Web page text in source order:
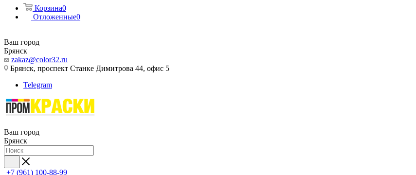
Корзина0
Отложенные0
Ваш город
Брянск
zakaz@color32.ru
Брянск, проспект Станке Димитрова 44, офис 5
Telegram
Ваш город
Брянск
+7 (961) 100-88-99